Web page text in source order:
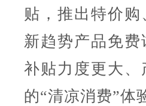
贴，推出特价
新趋势产品免
补贴力度更大
的“清凉消费”体